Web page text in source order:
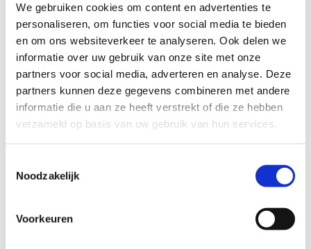
We gebruiken cookies om content en advertenties te
personaliseren, om functies voor social media te bieden
en om ons websiteverkeer te analyseren. Ook delen we
informatie over uw gebruik van onze site met onze
partners voor social media, adverteren en analyse. Deze
partners kunnen deze gegevens combineren met andere
informatie die u aan ze heeft verstrekt of die ze hebben
verzameld op basis van uw gebruik van hun services.
Noodzakelijk
Voorkeuren
Darn, that's a big ol' 404
error!
No worries, those things happen.
Perhaps try to refresh the page, sometimes the
database has a hickup. Or you can always try the
search function? Or
, it has